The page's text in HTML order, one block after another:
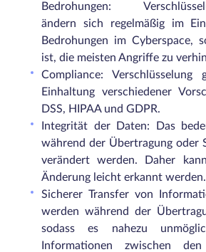
Bedrohungen:
ändern sich regelmäßig im
Bedrohungen im Cyberspace,
ist, die meisten Angriffe zu
Compliance: Verschlüsselung
Einhaltung verschiedener
DSS, HIPAA und GDPR.
Integrität der Daten: Das
während der Übertragung oder
verändert werden. Daher
Änderung leicht erkannt werden.
Sicherer Transfer von
werden während der
sodass es nahezu
Informationen zwischen